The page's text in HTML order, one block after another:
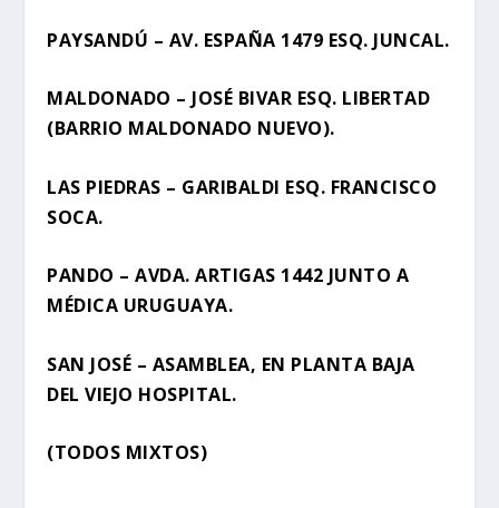
PAYSANDÚ – AV. ESPAÑA 1479 ESQ. JUNCAL.
MALDONADO – JOSÉ BIVAR ESQ. LIBERTAD
(BARRIO MALDONADO NUEVO).
LAS PIEDRAS – GARIBALDI ESQ. FRANCISCO
SOCA.
PANDO – AVDA. ARTIGAS 1442 JUNTO A
MÉDICA URUGUAYA.
SAN JOSÉ – ASAMBLEA, EN PLANTA BAJA
DEL VIEJO HOSPITAL.
(TODOS MIXTOS)